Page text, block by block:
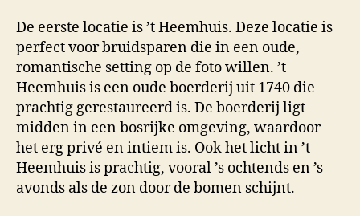
De eerste locatie is ’t Heemhuis. Deze locatie is
perfect voor bruidsparen die in een oude,
romantische setting op de foto willen. ’t
Heemhuis is een oude boerderij uit 1740 die
prachtig gerestaureerd is. De boerderij ligt
midden in een bosrijke omgeving, waardoor
het erg privé en intiem is. Ook het licht in ’t
Heemhuis is prachtig, vooral ’s ochtends en ’s
avonds als de zon door de bomen schijnt.